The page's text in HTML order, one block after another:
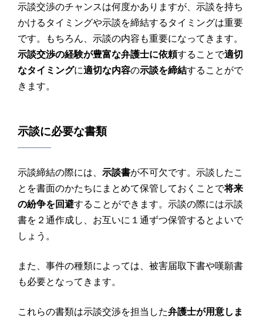
示談交渉のチャンスは何度かありますが、示談を持ち
かけるタイミングや示談を締結するタイミングは重要
です。もちろん、示談の内容も重要になってきます。
示談交渉の経験が豊富な弁護士に依頼することで適切
なタイミングに適切な内容の示談を締結することがで
きます。
示談に必要な書類
示談締結の際には、 示談書が不可欠です。示談したこ
とを書面のかたちにまとめて保管しておくことで将来
の紛争を回避することができます。示談の際には示談
書を２通作成し、お互いに１通ずつ保管するとよいで
しょう。
また、事件の種類によっては、被害届取下書や嘆願書
も必要となってきます。
これらの書類は示談交渉を担当した弁護士が用意しま